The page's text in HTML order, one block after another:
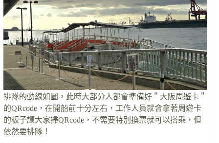
排隊的動線如圖，此時大部分人都會準備好＂大阪周遊卡＂
的QRcode，在開船前十分左右，工作人員就會拿著周遊卡
的板子讓大家掃QRcode，不需要特別換票就可以搭乘，但
依然要排隊！